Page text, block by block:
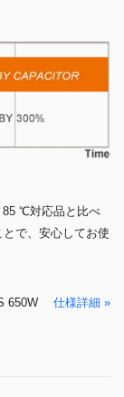
85 ℃対応品と比べ
で、安心してお使
650W 仕様詳細 »